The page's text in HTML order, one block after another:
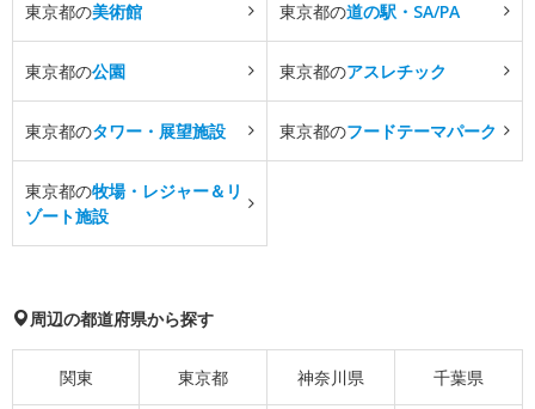
東京都の美術館 東京都の道の駅・SA/PA
東京都の公園 東京都のアスレチック
東京都のタワー・展望施設 東京都のフードテーマパーク
東京都の牧場・レジャー＆リ
ゾート施設
周辺の都道府県から探す
関東 東京都 神奈川県 千葉県